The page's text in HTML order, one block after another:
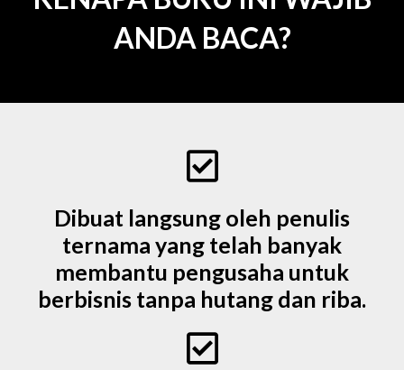
ANDA BACA?
Dibuat langsung oleh penulis
ternama yang telah banyak
membantu pengusaha untuk
berbisnis tanpa hutang dan riba.